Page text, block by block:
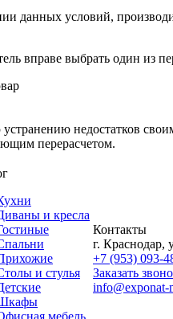
данных условий,
вправе выбрать один из
недостатков
перерасчетом.
и кресла
и стулья
мебель
Контакты
г. Краснодар,
+7 (953) 093-
Заказать
info@exponat-